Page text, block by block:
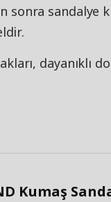
sonra sandalye
dayanıklı
Kumaş